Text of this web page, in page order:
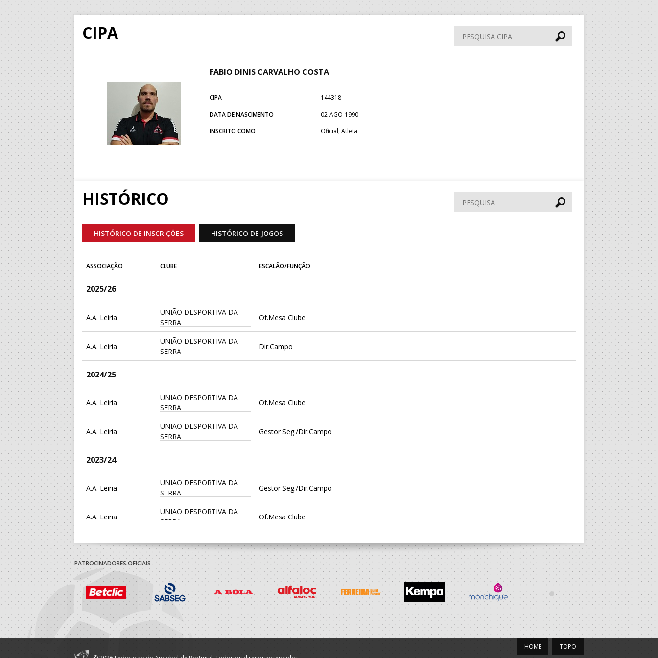
CIPA
Pesquisa
CIPA
FABIO DINIS CARVALHO COSTA
CIPA
144318
DATA DE NASCIMENTO
02-AGO-1990
INSCRITO COMO
Oficial, Atleta
HISTÓRICO Pesquisar
HISTÓRICO DE INSCRIÇÕES HISTÓRICO DE JOGOS
ASSOCIAÇÃO CLUBE ESCALÃO/FUNÇÃO
2025/26
A.A. Leiria
UNIÃO DESPORTIVA DA
SERRA
Of.Mesa Clube
A.A. Leiria
UNIÃO DESPORTIVA DA
SERRA
Dir.Campo
2024/25
A.A. Leiria
UNIÃO DESPORTIVA DA
SERRA
Of.Mesa Clube
A.A. Leiria
UNIÃO DESPORTIVA DA
SERRA
Gestor Seg./Dir.Campo
2023/24
A.A. Leiria
UNIÃO DESPORTIVA DA
SERRA
Gestor Seg./Dir.Campo
A.A. Leiria
UNIÃO DESPORTIVA DA
SERRA
Of.Mesa Clube
2022/23
A.A. Leiria
UNIÃO DESPORTIVA DA
SERRA
Dirigente Nac.
2021/22
A.A. Leiria
UNIÃO DESPORTIVA DA
SERRA
Dirigente Nac.
PATROCINADORES OFICIAIS
TOPO
HOME